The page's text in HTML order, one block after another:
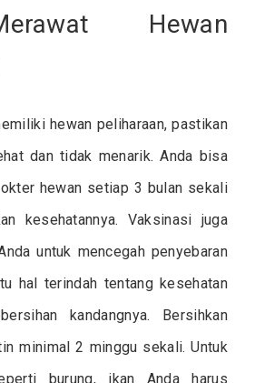
Hewan
hewan peliharaan, pastikan
dan tidak menarik. Anda bisa
hewan setiap 3 bulan sekali
kesehatannya. Vaksinasi juga
untuk mencegah penyebaran
hal terindah tentang kesehatan
kandangnya. Bersihkan
minimal 2 minggu sekali. Untuk
burung, ikan Anda harus